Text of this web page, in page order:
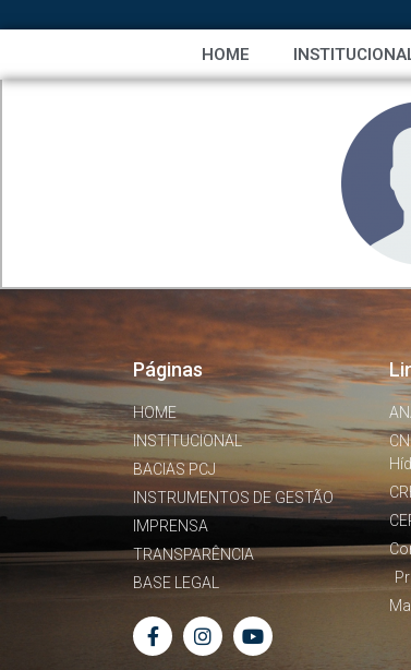
HOME
Páginas
HOME
INSTITUCIONAL
BACIAS PCJ
INSTRUMENTOS DE GESTÃO
IMPRENSA
TRANSPARÊNCIA
BASE LEGAL